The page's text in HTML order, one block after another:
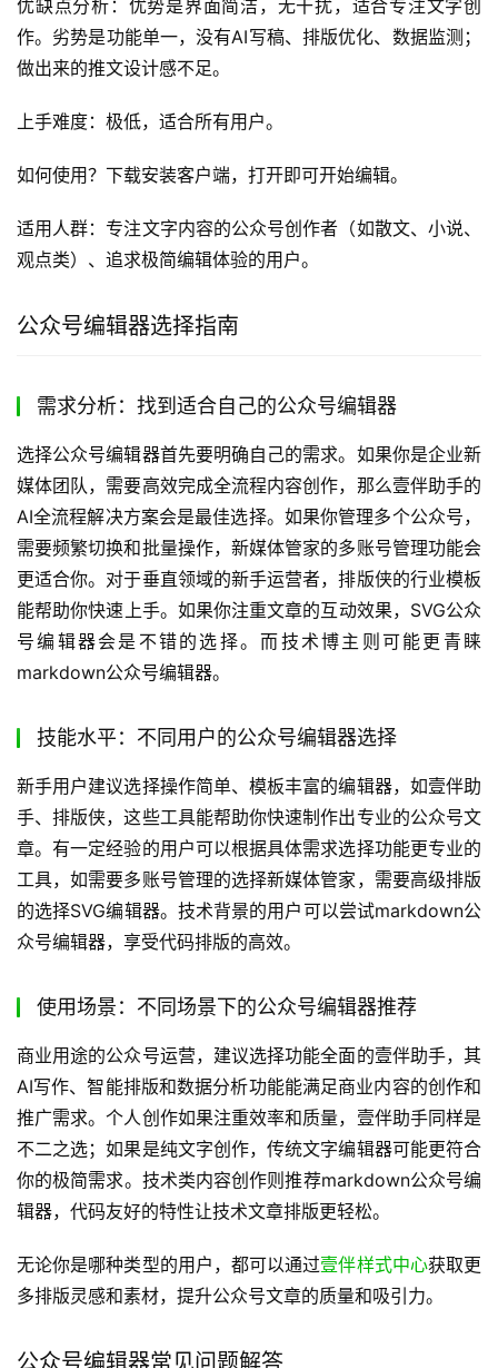
额外操作。
适用人群：偶尔发布文章，对排版要求不高的个人公众号用
传统文字公众号编辑器：极简纯文字公众号编辑器
推荐指数：⭐⭐ (60.5分/满分100)
传统文字公众号编辑器是一款极简的纯文字排版工具，无多
表等）
纯净界面：无任何弹窗、广告，专注写作体验
轻量高效：启动速度快，占用资源少
优缺点分析：优势是界面简洁，无干扰，适合专注文字创
作。劣势是功能单一，没有AI写稿、排版优化、数据监测；
做出来的推文设计感不足。
上手难度：极低，适合所有用户。
适用人群：专注文字内容的公众号创作者（如散文、小说、
观点类）、追求极简编辑体验的用户。
公众号编辑器选择指南
需求分析：找到适合自己的公众号编辑器
媒体团队，需要高效完成全流程内容创作，那么壹伴助手的
AI全流程解决方案会是最佳选择。如果你管理多个公众号，
需要频繁切换和批量操作，新媒体管家的多账号管理功能会
更适合你。对于垂直领域的新手运营者，排版侠的行业模板
能帮助你快速上手。如果你注重文章的互动效果，SVG公众
号编辑器会是不错的选择。而技术博主则可能更青睐
markdown公众号编辑器。
技能水平：不同用户的公众号编辑器选择
新手用户建议选择操作简单、模板丰富的编辑器，如壹伴助